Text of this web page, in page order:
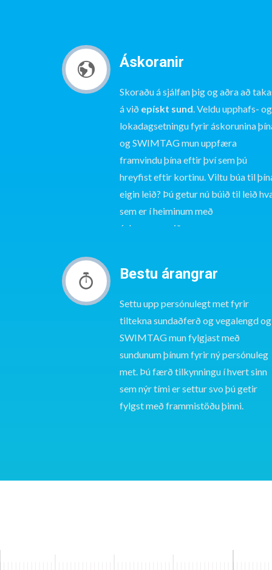
Kate Jamieson
Massive thanks to @SWIMTAG 's
friendly support staff who helped me locate
lost data at this time of night…
https://t.co/dNgt99vxZ5
Harpham
Don't you just love how much a late
night @SWIMTAG swim sorts you out. 👌🏼🏊🏼
loving a report of my morning swim from
@SWIMTAG #swimming
https://t.co/ZLPUd6GPub
@SWIMTAG Just used Swimtag for
the first time. Seriously impressed with with
the accuracy and algorithms at work!…
https://t.co/JU8ucc0eRu
Áskoranir
Skoraðu á sjálfan þig og aðra að
á við epískt sund . Veldu upphafs- og
lokadagsetningu fyrir áskorunina
og SWIMTAG mun uppfæra
framvindu þína eftir því sem þú
hreyfist eftir kortinu. Viltu búa til
eigin leið? Þú getur nú búið til leið
sem er í heiminum með
áskorunarsmiðnum.
Bestu árangrar
Settu upp persónulegt met fyrir
tiltekna sundaðferð og vegalengd og
SWIMTAG mun fylgjast með
sundunum þínum fyrir ný persónuleg
met. Þú færð tilkynningu í hvert sinn
sem nýr tími er settur svo þú getir
fylgst með frammistöðu þinni.